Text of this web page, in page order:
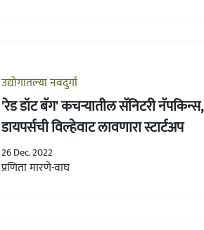
उद्योगातल्या नवदुर्गा
'रेड डॉट बॅग' कचऱ्यातील सॅनिटरी नॅपकिन्स,
डायपर्सची विल्हेवाट लावणारा स्टार्टअप
26 Dec. 2022
प्रणिता मारणे-वाघ